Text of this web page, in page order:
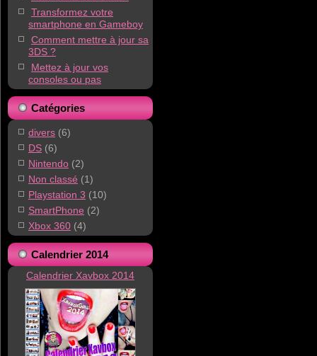
Transformez votre
smartphone en Gameboy
Comment mettre à jour sa
3DS ?
Mettez à jour vos
consoles ou pas
Catégories
divers (6)
DS (6)
Nintendo (2)
Non classé (1)
Playstation 3 (10)
SmartPhone (2)
Xbox 360 (4)
Calendrier 2014
Calendrier Xavbox 2014